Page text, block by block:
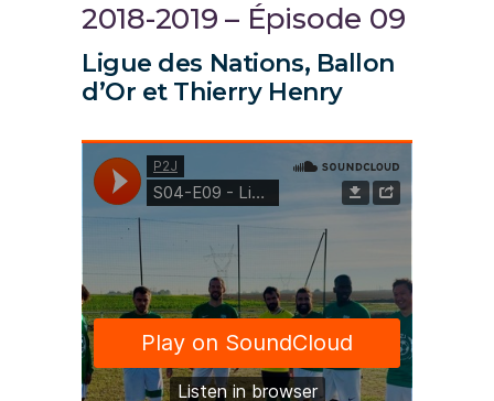
2018-2019 – Épisode 09
Ligue des Nations, Ballon
d’Or et Thierry Henry